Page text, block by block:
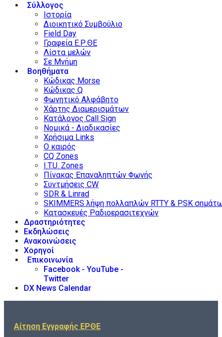
Σύλλογος
Ιστορία
Διοικητικό Συμβούλιο
Field Day
Γραφεία Ε.Ρ.ΘΕ
Λίστα μελών
Σε Μνήμη
Βοηθήματα
Κώδικας Morse
Κώδικας Q
Φωνητικό Αλφάβητο
Χάρτης Διαμερισμάτων
Κατάλογος Call Sign
Νομικά - Διαδικασίες
Χρήσιμα Links
Ο καιρός
CQ Zones
I.T.U. Zones
Πίνακας Επαναληπτών Φωνής
Συντμήσεις CW
SDR & Linrad
SKIMMERS λήψη πολλαπλών RTTY & PSK
Κατασκευές Ραδιοερασιτεχνών
Δραστηριότητες
Εκδηλώσεις
Ανακοινώσεις
Χορηγοί
Επικοινωνία
Facebook - YouTube -
Twitter
DX News Calendar
Αίτηση Εγγραφής ΕΡΘΕ